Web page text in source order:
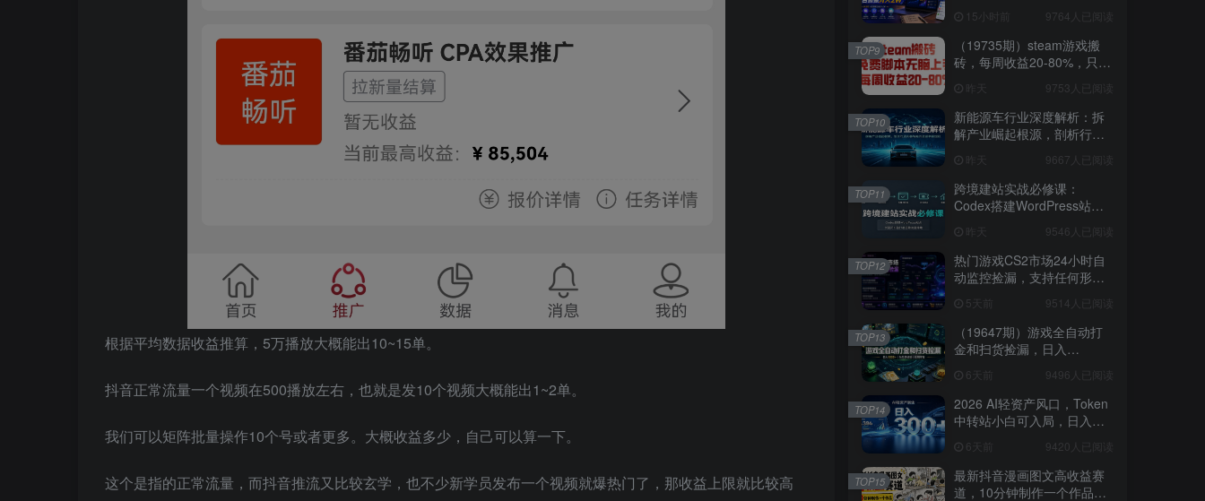
根据平均数据收益推算，5万播放大概能出10~15单。
抖音正常流量一个视频在500播放左右，也就是发10个视频大概能出1~2单。
我们可以矩阵批量操作10个号或者更多。大概收益多少，自己可以算一下。
这个是指的正常流量，而抖音推流又比较玄学，也不少新学员发布一个视频就爆热门了，那收益上限就比较高
15小时前 9764人已阅读
（19735期）steam游戏搬
砖，每周收益20-80%，只需
万，零风险长期做
昨天 9753人已阅读
TOP9
新能源车行业深度解析：拆
解产业崛起根源，剖析行业
昨天 9667人已阅读
TOP10
跨境建站实战必修课：
Codex搭建WordPress站
量阵地
昨天 9546人已阅读
TOP11
热门游戏CS2市场24小时自
动监控捡漏，支持任何形式
手，日入300+【揭秘】
5天前 9514人已阅读
TOP12
（19647期）游戏全自动打
金和扫货捡漏，日入
可做！
6天前 9496人已阅读
TOP13
2026 AI轻资产风口，Token
中转站小白可入局，日入
6天前 9420人已阅读
TOP14
最新抖音漫画图文高收益赛
道，10分钟制作一个作品，
TOP15